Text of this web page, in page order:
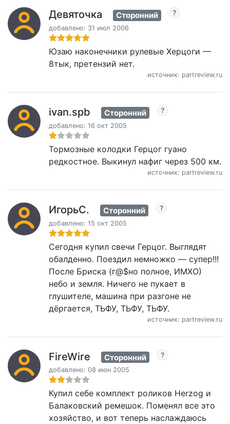
Девяточка Сторонний
добавлено: 31 июл 2006
Юзаю наконечники рулевые Херцоги —
8тык, претензий нет.
источник: partreview.ru
ivan.spb Сторонний
добавлено: 16 окт 2005
Тормозные колодки Герцог гуано
редкостное. Выкинул нафиг через 500 км.
источник: partreview.ru
ИгорьС. Сторонний
добавлено: 15 окт 2005
Сегодня купил свечи Герцог. Выглядят
обалденно. Поездил немножко — супер!!!
После Бриска (г@$но полное, ИМХО)
небо и земля. Ничего не пукает в
глушителе, машина при разгоне не
дёргается, ТЬФУ, ТЬФУ, ТЬФУ.
источник: partreview.ru
FireWire Сторонний
добавлено: 08 июн 2005
Купил себе комплект роликов Herzog и
Балаковский ремешок. Поменял все это
хозяйство, и вот теперь наслаждаюсь